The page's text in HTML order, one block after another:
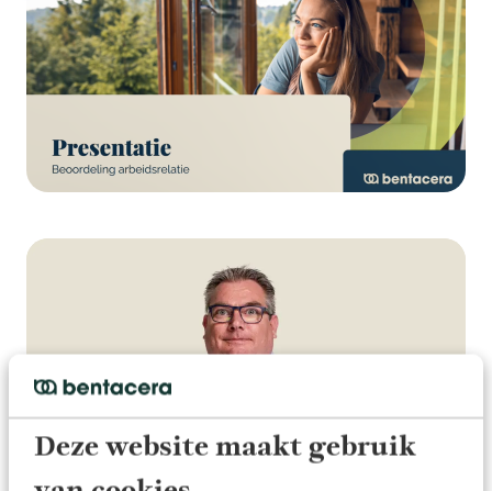
Deze website maakt gebruik